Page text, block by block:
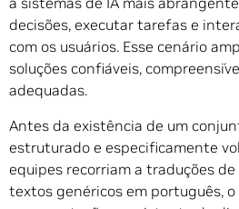
decisões, executar tarefas e
com os usuários. Esse cenário
soluções confiáveis,
adequadas.
Antes da existência de um
estruturado e especificamente
equipes recorriam a traduções
textos genéricos em português,